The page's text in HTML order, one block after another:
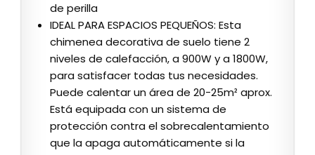
de perilla
IDEAL PARA ESPACIOS PEQUEÑOS: Esta
chimenea decorativa de suelo tiene 2
niveles de calefacción, a 900W y a 1800W,
para satisfacer todas tus necesidades.
Puede calentar un área de 20-25m² aprox.
Está equipada con un sistema de
protección contra el sobrecalentamiento
que la apaga automáticamente si la